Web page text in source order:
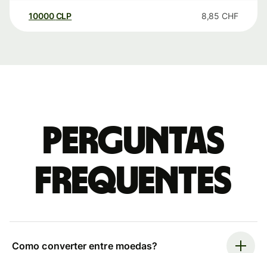
10000 CLP 8,85 CHF
Perguntas
frequentes
Como converter entre moedas?